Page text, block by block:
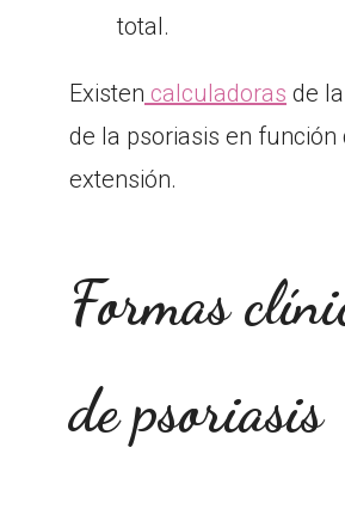
total.
Existen calculadoras de
de la psoriasis en función
extensión.
Formas
de psoriasis